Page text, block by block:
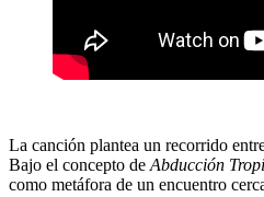
La canción plantea un recorrido
Bajo el concepto de Abducción
como metáfora de un encuentro